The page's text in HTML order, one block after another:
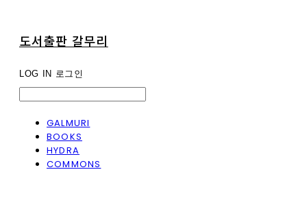
도서출판 갈무리
LOG IN 로그인
GALMURI
BOOKS
HYDRA
COMMONS